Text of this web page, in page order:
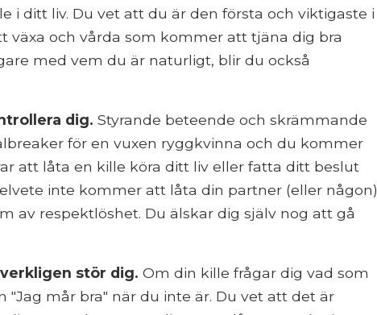
i ditt liv. Du vet att du är den första och viktigaste i
växa och vårda som kommer att tjäna dig bra
med vem du är naturligt, blir du också
dig. Styrande beteende och skrämmande
för en vuxen ryggkvinna och du kommer
att låta en kille köra ditt liv eller fatta ditt beslut
inte kommer att låta din partner (eller någon)
av respektlöshet. Du älskar dig själv nog att gå
stör dig. Om din kille frågar dig vad som
"Jag mår bra" när du inte är. Du vet att det är